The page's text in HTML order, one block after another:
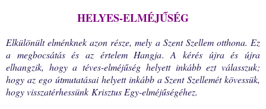
HELYES-ELMÉJŰSÉG
Elkülönült elménknek azon része, mely a Szent Szellem otthona. Ez
a megbocsátás és az értelem Hangja. A kérés újra és újra
elhangzik, hogy a téves-elméjűség helyett inkább ezt válasszuk;
hogy az ego útmutatásai helyett inkább a Szent Szellemét kövessük,
hogy visszatérhessünk Krisztus Egy-elméjűségéhez.